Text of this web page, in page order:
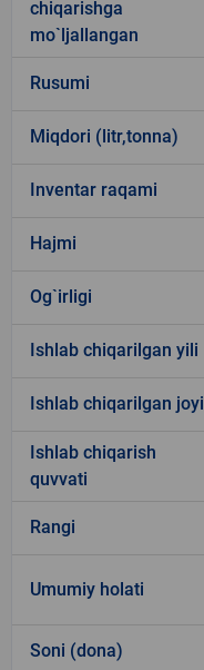
chiqarishga
mo`ljallangan
Rusumi
Miqdori (litr,tonna)
Inventar raqami
Hajmi
Og`irligi
Ishlab chiqarilgan yili
Ishlab chiqarilgan joyi
Ishlab chiqarish
quvvati
Rangi
Umumiy holati
Soni (dona)